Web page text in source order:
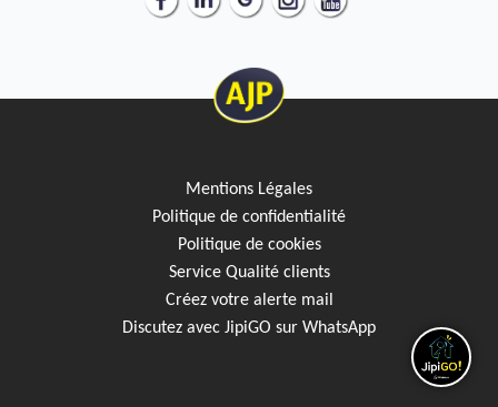
Mentions Légales
Politique de confidentialité
Politique de cookies
Service Qualité clients
Créez votre alerte mail
Discutez avec JipiGO sur WhatsApp